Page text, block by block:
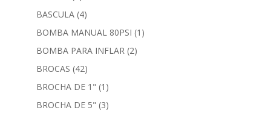
BASCULA (4)
BOMBA MANUAL 80PSI (1)
BOMBA PARA INFLAR (2)
BROCAS (42)
BROCHA DE 1" (1)
BROCHA DE 5" (3)